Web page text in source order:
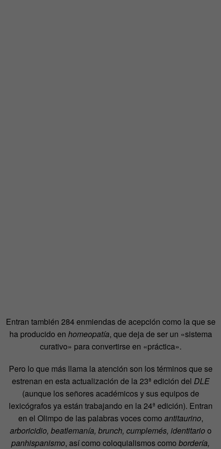
Entran también 284 enmiendas de acepción como la que se
ha producido en homeopatía, que deja de ser un «sistema
curativo» para convertirse en «práctica».
Pero lo que más llama la atención son los términos que se
estrenan en esta actualización de la 23ª edición del DLE
(aunque los señores académicos y sus equipos de
lexicógrafos ya están trabajando en la 24ª edición). Entran
en el Olimpo de las palabras voces como antitaurino,
arboricidio, beatlemanía, brunch, cumplemés, identitarioo
panhispanismo, así como coloquialismos como bordería,